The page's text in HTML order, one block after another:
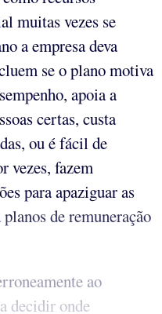
muitas vezes se
a empresa deva
se o plano motiva
apoia a
certas, custa
ou é fácil de
vezes, fazem
para apaziguar as
de remuneração
ao
decidir onde